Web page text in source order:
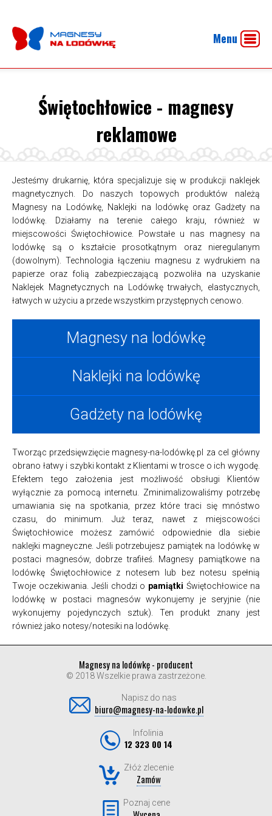
Menu
Świętochłowice - magnesy
reklamowe
Jesteśmy drukarnię, która specjalizuje się w produkcji naklejek
magnetycznych. Do naszych topowych produktów należą
Magnesy na Lodówkę, Naklejki na lodówkę oraz Gadżety na
lodówkę. Działamy na terenie całego kraju, również w
miejscowości Świętochłowice. Powstałe u nas magnesy na
lodówkę są o kształcie prosotkątnym oraz nieregulanym
(dowolnym). Technologia łączeniu magnesu z wydrukiem na
papierze oraz folią zabezpieczającą pozwoliła na uzyskanie
Naklejek Magnetycznych na Lodówkę trwałych, elastycznych,
łatwych w użyciu a przede wszystkim przystępnych cenowo.
Magnesy na lodówkę
Naklejki na lodówkę
Gadżety na lodówkę
Tworząc przedsięwzięcie magnesy-na-lodówkę.pl za cel główny
obrano łatwy i szybki kontakt z Klientami w trosce o ich wygodę.
Efektem tego założenia jest możliwość obsługi Klientów
wyłącznie za pomocą internetu. Zminimalizowaliśmy potrzebę
umawiania się na spotkania, przez które traci się mnóstwo
czasu, do minimum. Już teraz, nawet z miejscowości
Świętochłowice możesz zamówić odpowiednie dla siebie
naklejki magneyczne. Jeśli potrzebujesz pamiątek na lodówkę w
postaci magnesów, dobrze trafiłeś. Magnesy pamiątkowe na
lodówkę Świętochłowice z notesem lub bez notesu spełnią
Twoje oczekiwania. Jeśli chodzi o pamiątki Świętochłowice na
lodówkę w postaci magnesów wykonujemy je seryjnie (nie
wykonujemy pojedynczych sztuk). Ten produkt znany jest
również jako notesy/notesiki na lodówkę.
Magnesy na lodówkę - producent
© 2018 Wszelkie prawa zastrzeżone.
Napisz do nas
biuro@magnesy-na-lodowke.pl
Infolinia
12 323 00 14
Złóż zlecenie
Zamów
Poznaj cene